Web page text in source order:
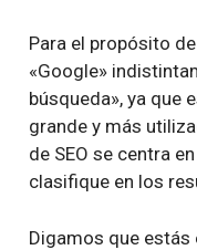
Para el propósito
«Google»
búsqueda», ya que
grande y más
de SEO se centra
clasifique en los
Digamos que